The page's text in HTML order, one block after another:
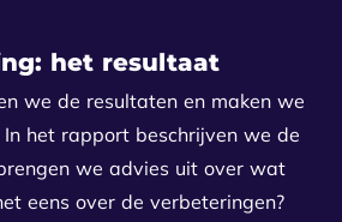
het resultaat
we de resultaten en maken we
het rapport beschrijven we de
we advies uit over wat
eens over de verbeteringen?